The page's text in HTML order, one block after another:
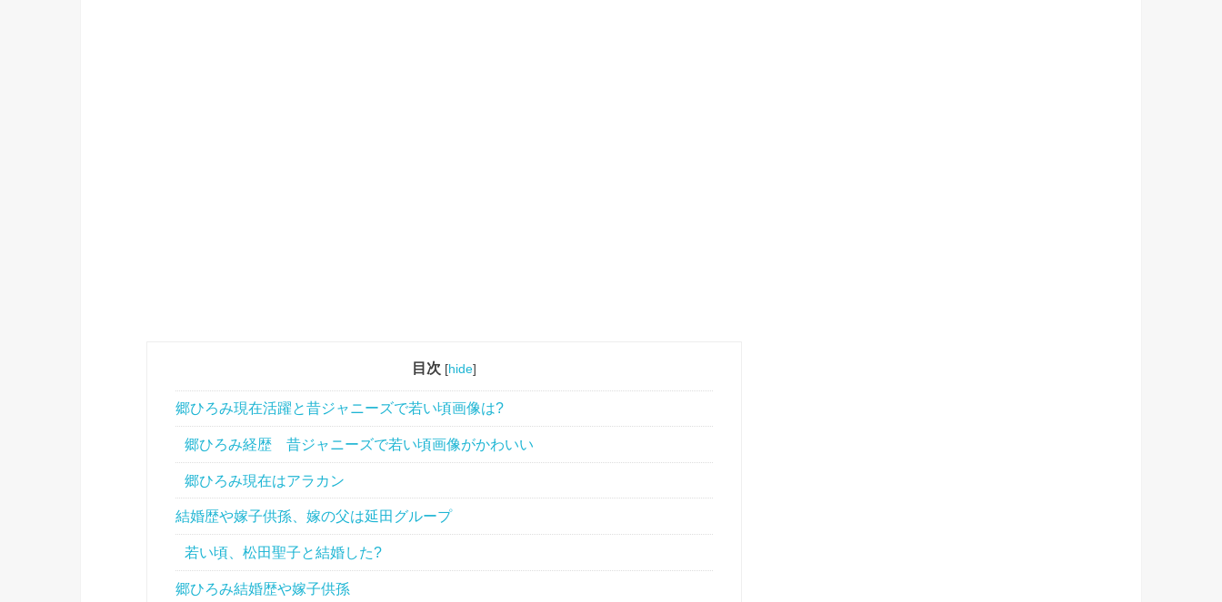
目次 [hide]
郷ひろみ現在活躍と昔ジャニーズで若い頃画像は?
郷ひろみ経歴 昔ジャニーズで若い頃画像がかわいい
郷ひろみ現在はアラカン
結婚歴や嫁子供孫、嫁の父は延田グループ
若い頃、松田聖子と結婚した?
郷ひろみ結婚歴や嫁子供孫